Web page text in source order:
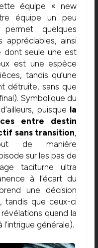
équipe « new
équipe un peu
quelques
appréciables, ainsi
dont seule une est
est une espèce
tandis qu’une
détruite, sans que
Symbolique du
puisque la
entre destin
sans transition,
de manière
sur les pas de
taciturne ultra
à l’écart du
une décision
tandis que ceux-ci
quand la
générale).